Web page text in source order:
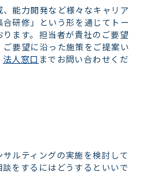
能力開発など様々なキャリア
研修」という形を通じてトー
ます。担当者が貴社のご要望
ご要望に沿った施策をご提案い
法人窓口 までお問い合わせくだ
ルティングの実施を検討して
をするにはどうするといいで